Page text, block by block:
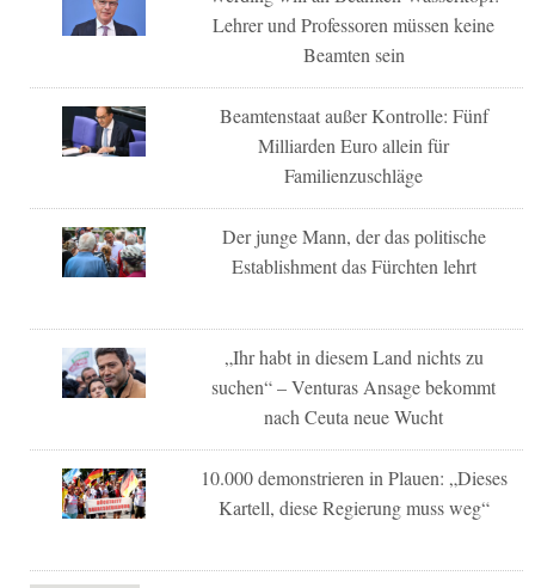
Lehrer und Professoren müssen keine
Beamten sein
Beamtenstaat außer Kontrolle: Fünf
Milliarden Euro allein für
Familienzuschläge
Der junge Mann, der das politische
Establishment das Fürchten lehrt
„Ihr habt in diesem Land nichts zu
suchen“ – Venturas Ansage bekommt
nach Ceuta neue Wucht
10.000 demonstrieren in Plauen: „Dieses
Kartell, diese Regierung muss weg“